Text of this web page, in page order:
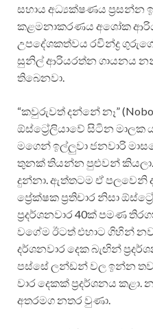
සහාය අධ්‍යක්ෂණය ප්‍රසන්න
කළමනාකරණය අශෝක
උපදේශකත්වය රවින්ද්‍ර
සුනිල් ආරියරත්න ගායනය
තිබෙනවා.
“කවුරුවත් දන්නේ නෑ”
ඕස්ට්‍රේලියාවේ සිටින මාලක
මගෙන් ඉල්ලුවා ජනවාරි
තුනක් තියන්න පුළුවන් කියලා.
දුන්නා. ඇත්තටම ඒ පලවෙනි
ප්‍රේක්ෂක ප්‍රතිචාර නිසා
ප්‍රදර්ශනවාර 40ක් පමණ
වගේම ඊටත් එහාට ගිහින්
දර්ශනවාර දෙක බැඟින්
පස්සේ ලන්ඩන් වල ඉන්න තව
වාර දෙකක් ප්‍රදර්ශනය
අතරමග නතර වුණා.